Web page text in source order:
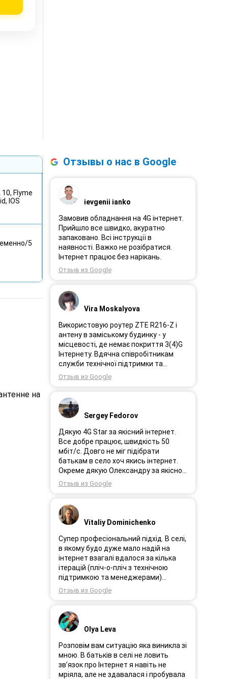
10, Flyme
IOS
5
на
Отзывы о нас в Google
ievgenii ianko
Замовив обладнання на 4G інтернет.
Прийшло все швидко, акуратно
запаковано. Всі інструкції в
наявності. Важко не розібратися.
Інтернет працює без нарікань.
Отзыв из Google
Vira Moskalyova
Використовую роутер ZTE R216-Z і
антену в заміському будинку - у
місцевості, де немає покриття 3(4)G
Інтернету. Вдячна співробітникам
служби технічної підтримки та
інженерам за професійне і швидке
сервісне обслуговування, ремонт і
роки після покупки я не шкодую про
прийняте тоді рішення придбати
обладнання в компанії 3G star (зараз
4G star).
Отзыв из Google
Sergey Fedorov
Дякую 4G Star за якісний інтернет.
Все добре працює, швидкість 50
мбіт/с. Довго не міг підібрати
батькам в село хоч якись інтернет.
Окреме дякую Олександру за якісно
підібране обладнання!
Отзыв из Google
Vitaliy Dominichenko
Супер професіональний підхід. В селі,
в якому будо дуже мало надій на
інтернет взагалі вдалося за кілька
ітерацій (пліч-о-пліч з технічною
підтримкою та менеджерами)
досягнути нереальної швидкості в
~20МБіт/с. Можна мріяти про більше,
результат, так як перші спроби
впиралися в максимум 4-5 МБіт/с.
Спробували усіх можливих
операторів, обертав десятки разів
антену, змінили один раз модем з
невеликою доплатою і вдалося
неможливе :) Дякую вам! Безумовно
Отзыв из Google
Olya Leva
Розповім вам ситуацію яка виникла зі
мною. В батьків в селі не ловить
зв’язок про Інтернет я навіть не
мріяла, але не здавалася і пробувала